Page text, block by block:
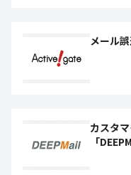
メール
カスタ
「